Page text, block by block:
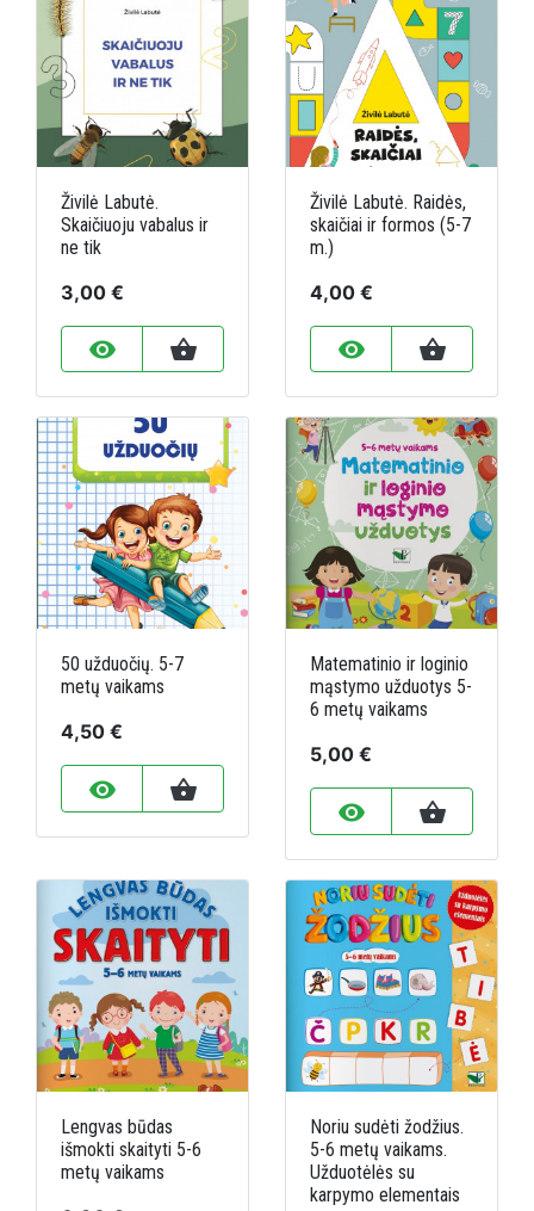
Živilė Labutė.
Skaičiuoju vabalus ir
ne tik
3,00 €
remove_red_eye shopping_basket
Živilė Labutė. Raidės,
skaičiai ir formos (5-7
m.)
4,00 €
remove_red_eye shopping_basket
50 užduočių. 5-7
metų vaikams
4,50 €
remove_red_eye shopping_basket
Matematinio ir loginio
mąstymo užduotys 5-
6 metų vaikams
5,00 €
remove_red_eye shopping_basket
Lengvas būdas
išmokti skaityti 5-6
metų vaikams
Noriu sudėti žodžius.
5-6 metų vaikams.
Užduotėlės su
karpymo elementais